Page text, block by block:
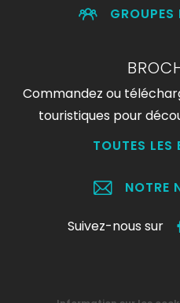
GROUPES
Commandez ou
touristiques pour
TOUTES LES
NOTRE
Suivez-nous sur